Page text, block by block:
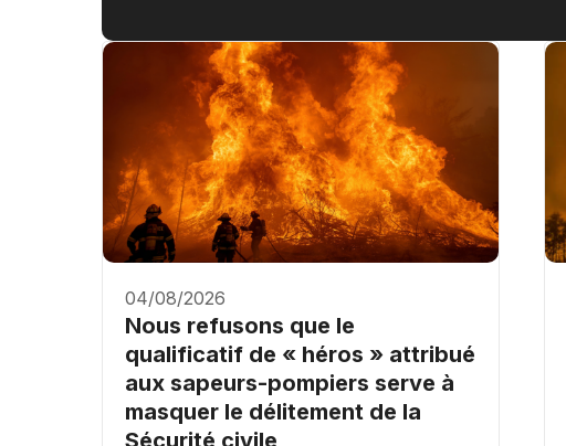
04/08/2026
Nous refusons que le
qualificatif de « héros » attribué
aux sapeurs-pompiers serve à
masquer le délitement de la
Sécurité civile